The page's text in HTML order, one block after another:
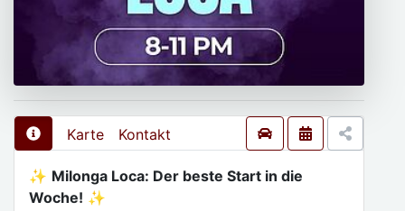
Karte Kontakt
✨ Milonga Loca: Der beste Start in die
Woche! ✨